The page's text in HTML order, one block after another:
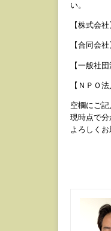
い。
【株式
【合同
【一般
【ＮＰ
空欄にご
現時点で分
よろしくお